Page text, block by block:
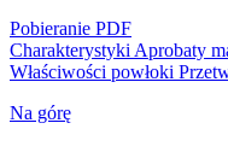
Pobieranie PDF
Charakterystyki Aprobaty
Właściwości powłoki
Na górę